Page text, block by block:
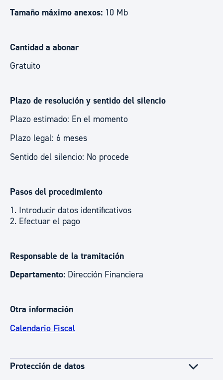
Tamaño máximo anexos: 10 Mb
Cantidad a abonar
Gratuito
Plazo de resolución y sentido del silencio
Plazo estimado: En el momento
Plazo legal: 6 meses
Sentido del silencio: No procede
Pasos del procedimiento
1. Introducir datos identificativos
2. Efectuar el pago
Responsable de la tramitación
Departamento: Dirección Financiera
Otra información
Calendario Fiscal
Protección de datos